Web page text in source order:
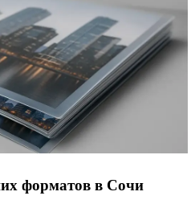
форматов в Сочи